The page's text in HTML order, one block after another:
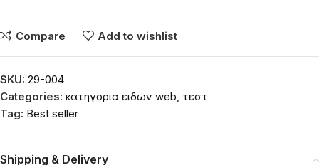
Compare Add to wishlist
SKU: 29-004
Categories: κατηγορια ειδων web, τεστ
Tag: Best seller
Shipping & Delivery